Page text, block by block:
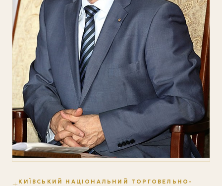
КИЇВСЬКИЙ НАЦІОНАЛЬНИЙ ТОРГОВЕЛЬНО-